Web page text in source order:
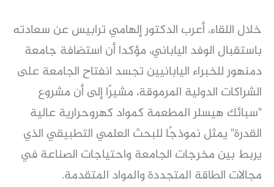
خلال اللقاء، أعرب الدكتور إلهامي ترابيس عن سعادته
باستقبال الوفد الياباني، مؤكدا أن استضافة جامعة
دمنهور للخبراء اليابانيين تجسد انفتاح الجامعة على
الشراكات الدولية المرموقة، مشيرًا إلى أن مشروع
"سبائك هيسلر المطعمة كمواد كهروحرارية عالية
القدرة" يمثل نموذجًا للبحث العلمي التطبيقي الذي
يربط بين مخرجات الجامعة واحتياجات الصناعة في
مجالات الطاقة المتجددة والمواد المتقدمة.